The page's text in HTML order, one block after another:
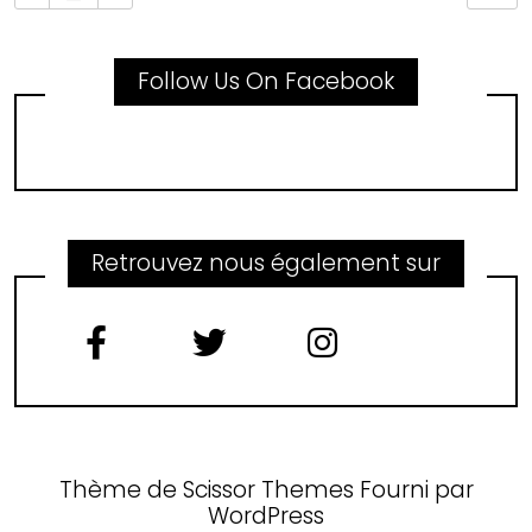
Follow Us On Facebook
Retrouvez nous également sur
Thème de Scissor Themes Fourni par
WordPress